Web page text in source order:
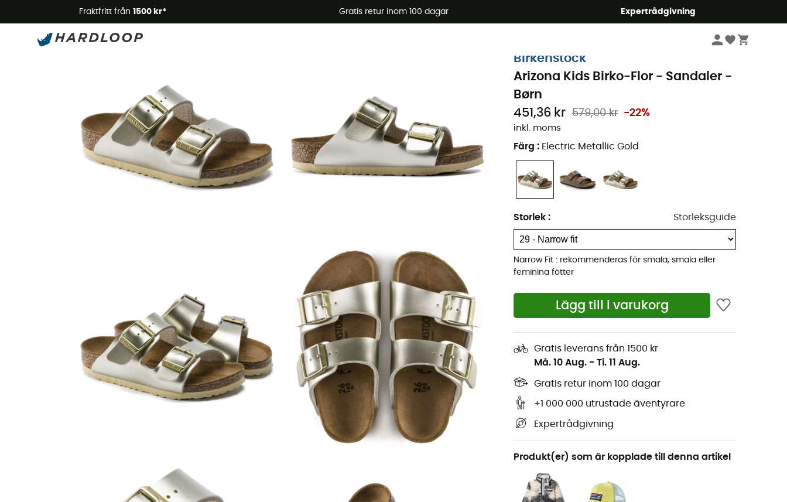
Fraktfritt från 1500 kr* Gratis retur inom 100 dagar Expertrådgivning
Sommarerbjudanden 🔥 -5 % EXTRA vid köp av 2 produkter* kod Summer5
Birkenstock
Arizona Kids Birko-Flor - Sandaler -
Børn
451,36 kr 579,00 kr -22%
inkl. moms
Färg : Electric Metallic Gold
Storlek : Storleksguide
Narrow Fit : rekommenderas för smala, smala eller
feminina fötter
Lägg till i varukorg
Gratis leverans från 1500 kr
Må. 10 Aug. - Ti. 11 Aug.
Gratis retur inom 100 dagar
+1 000 000 utrustade äventyrare
Expertrådgivning
Produkt(er) som är kopplade till denna artikel